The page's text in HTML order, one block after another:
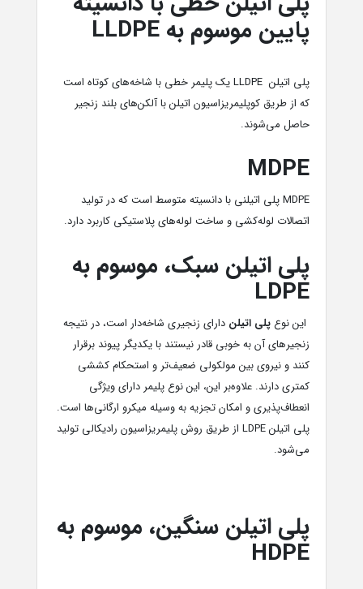
پایین موسوم به LLDPE
پلی اتیلن LLDPE یک پلیمر خطی با شاخه‌های کوتاه است
که از طریق کوپلیمریزاسیون اتیلن با آلکن‌های بلند زنجیر
حاصل می‌شوند.
MDPE
MDPE پلی اتیلنی با دانسیته متوسط است که در تولید
اتصالات لوله‌کشی و ساخت لوله‌های پلاستیکی کاربرد دارد.
پلی اتیلن سبک، موسوم به
LDPE
این نوع پلی اتیلن دارای زنجیری شاخه‌‌دار است، در نتیجه
زنجیرهای آن به خوبی قادر نیستند با یکدیگر پیوند برقرار
کنند و نیروی بین مولکولی ضعیف‌تر و استحکام کششی
کمتری دارند. علاوه‌بر این، این نوع پلیمر دارای ویژگی
انعطاف‌پذیری و امکان تجزیه به وسیله میکرو ارگانی‌ها است.
پلی اتیلن LDPE از طریق روش پلیمریزاسیون رادیکالی تولید
می‌شود.
پلی اتیلن سنگین، موسوم به
HDPE